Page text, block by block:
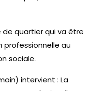
de quartier qui va être
professionnelle au
sociale.
intervient : La